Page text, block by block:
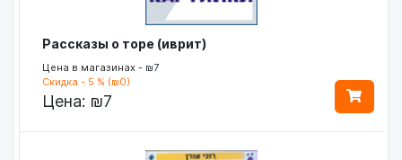
Рассказы о торе (иврит)
Цена в магазинах - ₪7
Скидка - 5 % (₪0)
Цена: ₪7